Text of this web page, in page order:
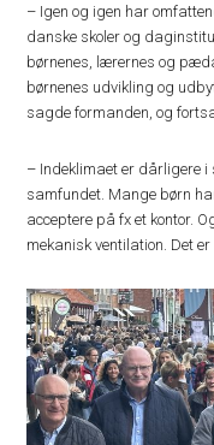
– Igen og igen har
danske skoler og
børnenes, lærernes og
børnenes udvikling og
sagde formanden, og
– Indeklimaet er dårligere i
samfundet. Mange børn
acceptere på fx et kontor.
mekanisk ventilation. Det er